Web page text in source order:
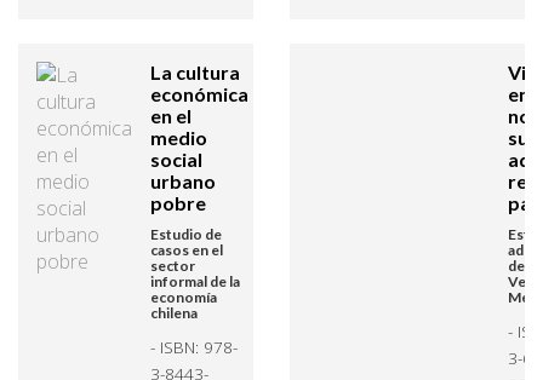
La cultura
económica
en el
medio
social
urbano
pobre
Estudio de
casos en el
sector
informal de la
economía
chilena
- ISBN: 978-
3-8443-
en
del
-
3-